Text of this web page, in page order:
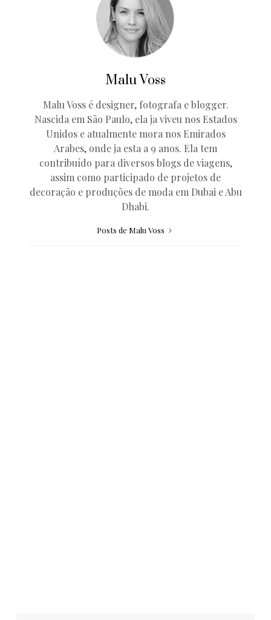
Malu Voss
Malu Voss é designer, fotografa e blogger.
Nascida em São Paulo, ela ja viveu nos Estados
Unidos e atualmente mora nos Emirados
Arabes, onde ja esta a 9 anos. Ela tem
contribuído para diversos blogs de viagens,
assim como participado de projetos de
decoração e produções de moda em Dubai e Abu
Dhabi.
Posts de Malu Voss